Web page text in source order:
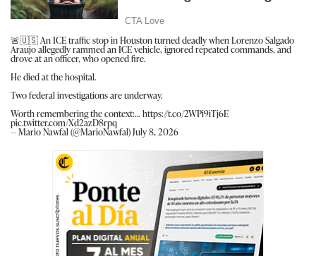
🚨🇺🇸 An ICE traffic stop in Houston turned deadly when Lorenzo Salgado
Araujo allegedly rammed an ICE vehicle, ignored repeated commands, and
drove at an officer, who opened fire.
He died at the hospital.
Two federal investigations are underway.
Worth remembering the context:…https://t.co/2WPi9iTj6E
pic.twitter.com/Xd2azD8rpq
— Mario Nawfal (@MarioNawfal)July 8, 2026